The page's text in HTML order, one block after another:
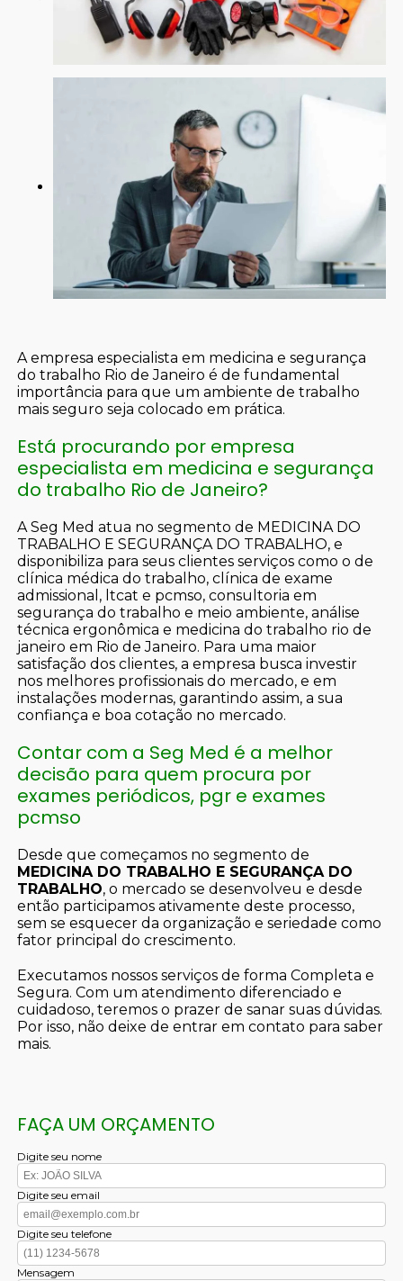
A empresa especialista em medicina e segurança
do trabalho Rio de Janeiro é de fundamental
importância para que um ambiente de trabalho
mais seguro seja colocado em prática.
Está procurando por empresa
especialista em medicina e segurança
do trabalho Rio de Janeiro?
A Seg Med atua no segmento de MEDICINA DO
TRABALHO E SEGURANÇA DO TRABALHO, e
disponibiliza para seus clientes serviços como o de
clínica médica do trabalho, clínica de exame
admissional, ltcat e pcmso, consultoria em
segurança do trabalho e meio ambiente, análise
técnica ergonômica e medicina do trabalho rio de
janeiro em Rio de Janeiro. Para uma maior
satisfação dos clientes, a empresa busca investir
nos melhores profissionais do mercado, e em
instalações modernas, garantindo assim, a sua
confiança e boa cotação no mercado.
Contar com a Seg Med é a melhor
decisão para quem procura por
exames periódicos, pgr e exames
pcmso
Desde que começamos no segmento de
MEDICINA DO TRABALHO E SEGURANÇA DO
TRABALHO, o mercado se desenvolveu e desde
então participamos ativamente deste processo,
sem se esquecer da organização e seriedade como
fator principal do crescimento.
Executamos nossos serviços de forma Completa e
Segura. Com um atendimento diferenciado e
cuidadoso, teremos o prazer de sanar suas dúvidas.
Por isso, não deixe de entrar em contato para saber
mais.
FAÇA UM ORÇAMENTO
Digite seu nome
Digite seu email
Digite seu telefone
Mensagem